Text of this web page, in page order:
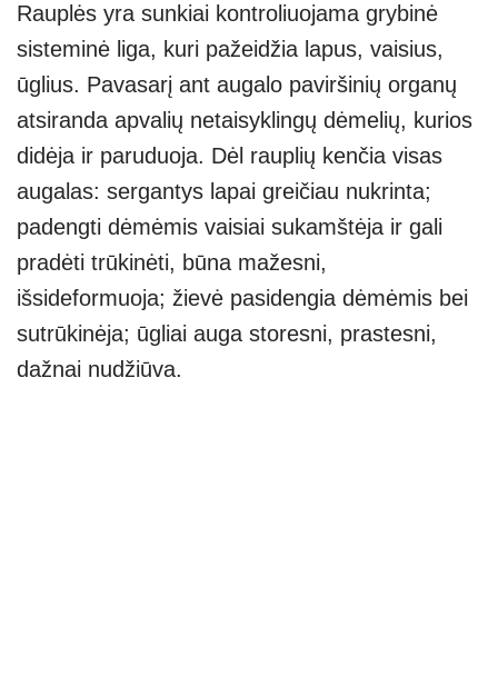
Rauplės yra sunkiai kontroliuojama grybinė
sisteminė liga, kuri pažeidžia lapus, vaisius,
ūglius. Pavasarį ant augalo paviršinių organų
atsiranda apvalių netaisyklingų dėmelių, kurios
didėja ir paruduoja. Dėl rauplių kenčia visas
augalas: sergantys lapai greičiau nukrinta;
padengti dėmėmis vaisiai sukamštėja ir gali
pradėti trūkinėti, būna mažesni,
išsideformuoja; žievė pasidengia dėmėmis bei
sutrūkinėja; ūgliai auga storesni, prastesni,
dažnai nudžiūva.